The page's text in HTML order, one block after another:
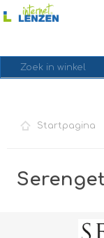
INLOGGEN
Startpagina